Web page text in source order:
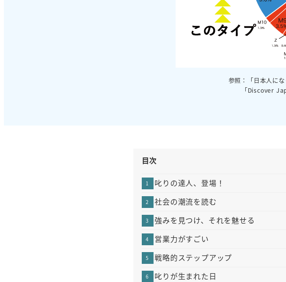
参照：「日本人に
「Discover
目次
叱りの達人、登場！
社会の潮流を読む
強みを見つけ、それを魅せる
営業力がすごい
戦略的ステップアップ
叱りが生まれた日